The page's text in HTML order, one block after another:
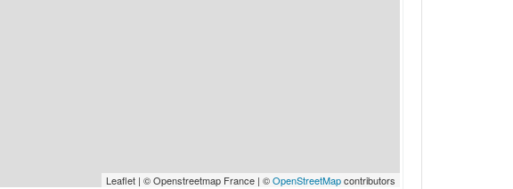
Leaflet | © Openstreetmap France | ©OpenStreetMapcontributors